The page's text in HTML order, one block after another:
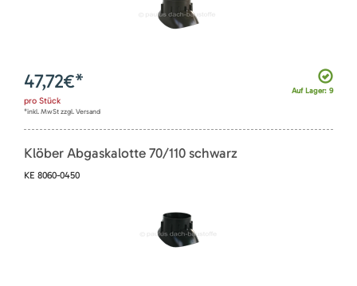
Auf Lager: 9
47,72€*
pro Stück
*inkl. MwSt zzgl. Versand
Klöber Abgaskalotte 70/110 schwarz
KE 8060-0450